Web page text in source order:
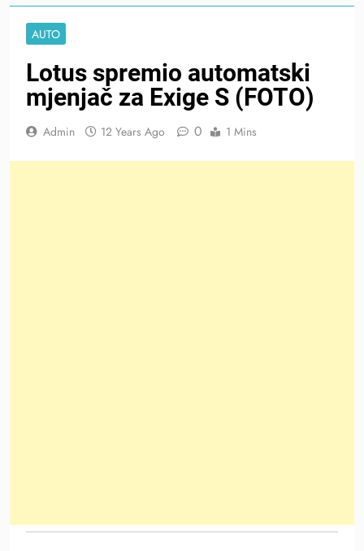
AUTO
Lotus spremio automatski
mjenjač za Exige S (FOTO)
Admin 12 Years Ago 0 1 Mins